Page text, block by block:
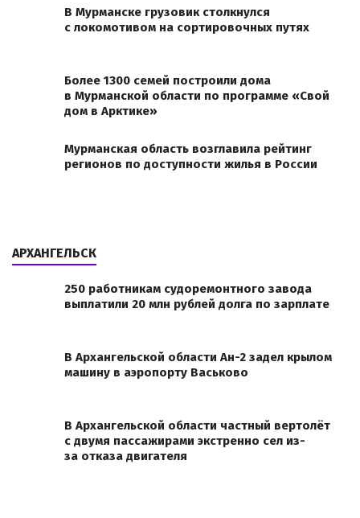
В Мурманске грузовик столкнулся
с локомотивом на сортировочных путях
Более 1300 семей построили дома
в Мурманской области по программе «Свой
дом в Арктике»
Мурманская область возглавила рейтинг
регионов по доступности жилья в России
АРХАНГЕЛЬСК
250 работникам судоремонтного завода
выплатили 20 млн рублей долга по зарплате
В Архангельской области Ан-2 задел крылом
машину в аэропорту Васьково
В Архангельской области частный вертолёт
с двумя пассажирами экстренно сел из-
за отказа двигателя